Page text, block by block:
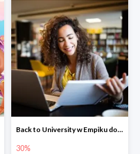
Back to University w Empiku do -30%
30%